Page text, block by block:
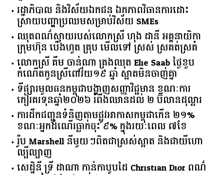
រដ្ឋាភិបាល​ ​និង​វិស័យ​ឯកជន ​ឯកភាព​វិធានការ​ដោះ
ស្រាយ​បញ្ហា​ប្រឈម​​សម្រាប់​វិស័យ​ ​SMEs​
ឈុតពណ៌ស្វាយរបស់លោកស្រី ហុង ដានី អគ្គ​នាយិកា​
ក្រុមហ៊ុន ប៉េងហួត គ្រុប មើលទៅ ស្រស់ ស្រគត់ស្រគំ
លោកស្រី គឹម ចាន់ណា គ្រងឈុត Elie Saab ថ្ងៃខួប
កំណើតកូនស្រីពៅវ័យ១៩ ឆ្នាំ ស្អាតមិនចាញ់គ្នា
ទីផ្សារ​មូលធន​កម្ពុជា​បង្ហាញ​សញ្ញា​វិជ្ជមាន​ ​ខណៈ​ការ​
កៀរគរ​ទុន​ឆ្នាំ​២០២៦​ ​រំពឹង​ឈានដល់​ ​២​ ​ប៊ីលាន​ដុល្លារ​
ការដឹកជញ្ជូនទំនិញតាមផ្លូវអាកាសកម្ពុជាកើន ២១%
ខណៈអ្នកដំណើរធ្លាក់ចុះ ៩% ក្នុងរយៈពេល ៧ខែ
រ៉ូប Marshell នីមួយៗពិតជាស្រស់ស្អាត និងជាយីហោ
ល្បីល្បាញ
សេដ្ឋិនី ទ្រី ដាណា កាន់កាបូបដៃ Christian Dior ពណ៌